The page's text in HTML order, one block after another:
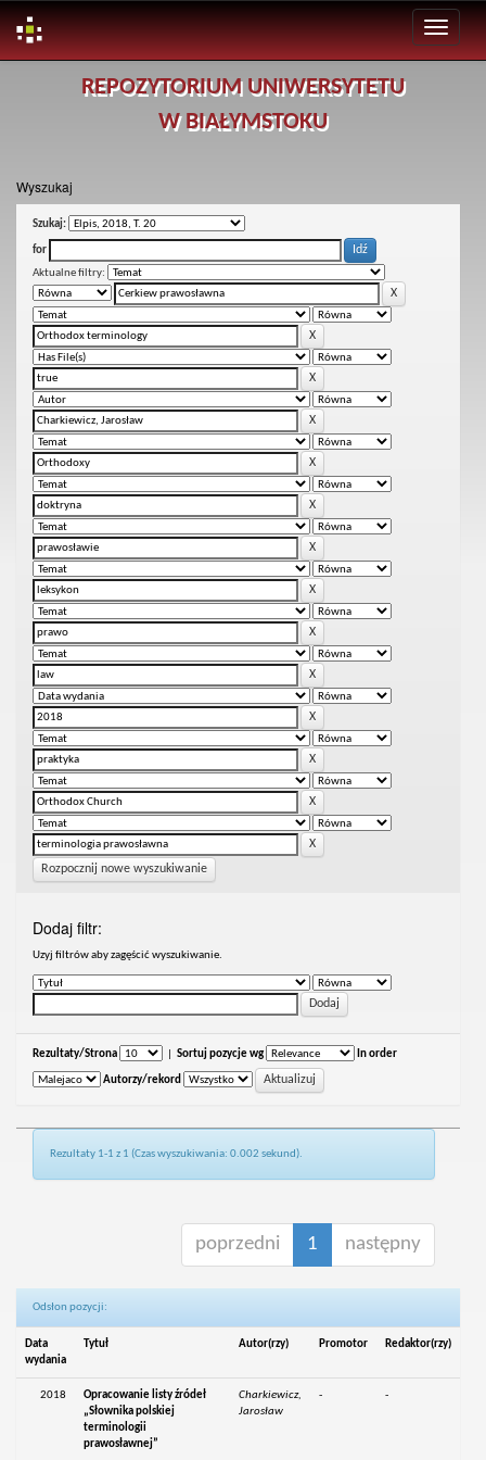
REPOZYTORIUM UNIWERSYTETU
W BIAŁYMSTOKU
Wyszukaj
Szukaj:
for
Aktualne filtry:
Rozpocznij nowe wyszukiwanie
Dodaj filtr:
Uzyj filtrów aby zagęścić wyszukiwanie.
Rezultaty/Strona Sortuj pozycje wg In order
Autorzy/rekord
Rezultaty 1-1 z 1 (Czas wyszukiwania: 0.002 sekund).
poprzedni 1 następny
Odsłon pozycji:
Data
wydania
Tytuł Autor(rzy) Promotor Redaktor(rzy)
2018
Opracowanie listy źródeł
„Słownika polskiej
terminologii
prawosławnej”
Charkiewicz,
Jarosław
- -